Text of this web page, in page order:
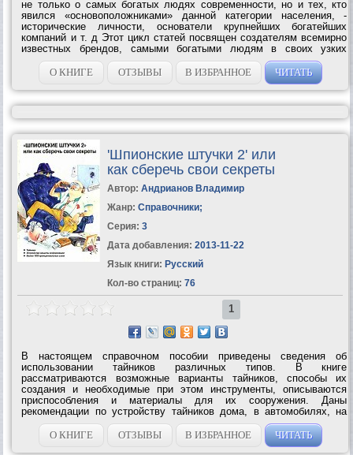
не только о самых богатых людях современности, но и тех, кто
явился «основоположниками» данной категории населения, -
исторические личности, основатели крупнейших богатейших
компаний и т. д Этот цикл статей посвящен создателям всемирно
известных брендов, самыми богатыми людям в своих узких
кругах, например - спортсмены, актеры, политики. И, конечно же, в
этом списке нашли...
О КНИГЕ ОТЗЫВЫ В ИЗБРАННОЕ ЧИТАТЬ
'Шпионские штучки 2' или
как сберечь свои секреты
Автор: Андрианов Владимир
Жанр: Справочники;
Серия: 3
Дата добавления: 2013-11-22
Язык книги: Русский
Кол-во страниц: 76
1
В настоящем справочном пособии приведены сведения об
использовании тайников различных типов. В книге
рассматриваются возможные варианты тайников, способы их
создания и необходимые при этом инструменты, описываются
приспособления и материалы для их сооружения. Даны
рекомендации по устройству тайников дома, в автомобилях, на
приусадебном участке и т. п. Особое место уделено способам и
методам контроля и защиты информации....
О КНИГЕ ОТЗЫВЫ В ИЗБРАННОЕ ЧИТАТЬ